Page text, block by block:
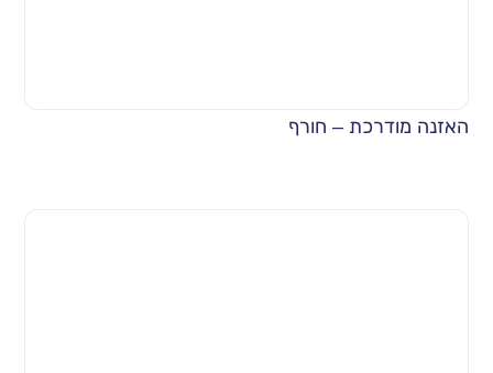
האזנה מודרכת – חורף